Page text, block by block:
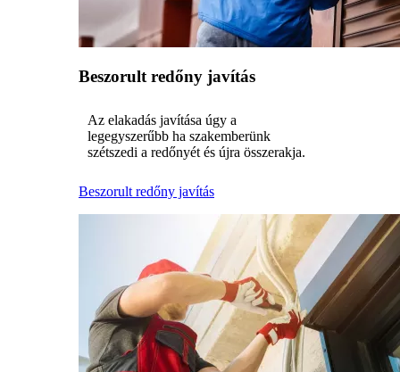
Beszorult redőny javítás
Az elakadás javítása úgy a
legegyszerűbb ha szakemberünk
szétszedi a redőnyét és újra összerakja.
Beszorult redőny javítás